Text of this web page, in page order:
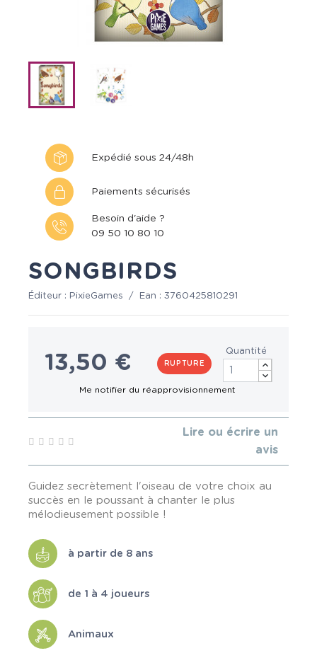
Expédié sous 24/48h
Paiements sécurisés
Besoin d'aide ?
09 50 10 80 10
SONGBIRDS
Éditeur : PixieGames / Ean : 3760425810291
13,50 € RUPTURE
Quantité
Lire ou écrire un
avis
Guidez secrètement l'oiseau de votre choix au
succès en le poussant à chanter le plus
mélodieusement possible !
à partir de 8 ans
de 1 à 4 joueurs
Animaux